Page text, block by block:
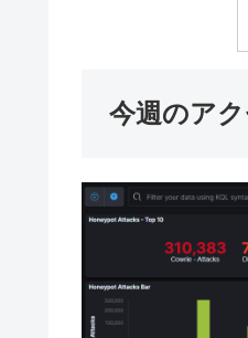
今週のア